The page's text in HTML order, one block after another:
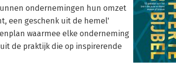
ondernemingen hun omzet
een geschenk uit de hemel'
waarmee elke onderneming
de praktijk die op inspirerende